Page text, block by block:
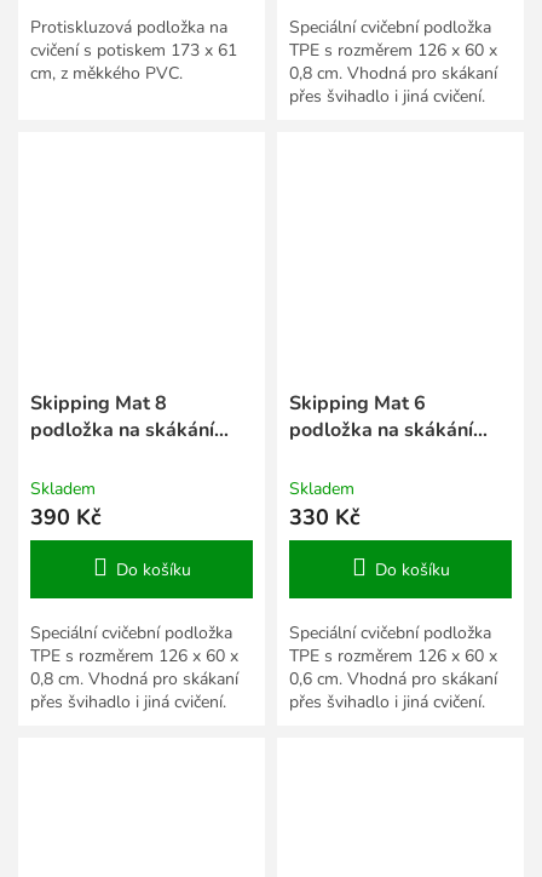
Protiskluzová podložka na
cvičení s potiskem 173 x 61
cm, z měkkého PVC.
Speciální cvičební podložka
TPE s rozměrem 126 x 60 x
0,8 cm. Vhodná pro skákaní
přes švihadlo i jiná cvičení.
Skipping Mat 8
podložka na skákání
Skladem
390 Kč
Do košíku
Speciální cvičební podložka
TPE s rozměrem 126 x 60 x
0,8 cm. Vhodná pro skákaní
přes švihadlo i jiná cvičení.
Skipping Mat 6
podložka na skákání
Skladem
330 Kč
Do košíku
Speciální cvičební podložka
TPE s rozměrem 126 x 60 x
0,6 cm. Vhodná pro skákaní
přes švihadlo i jiná cvičení.